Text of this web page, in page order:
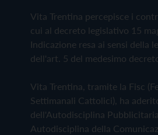
Vita Trentina percepisce i
cui al decreto legislativo 15
Indicazione resa ai sensi della
dell'art. 5 del medesimo
Vita Trentina, tramite la Fisc
Settimanali Cattolici), ha
dell'Autodisciplina
Autodisciplina della